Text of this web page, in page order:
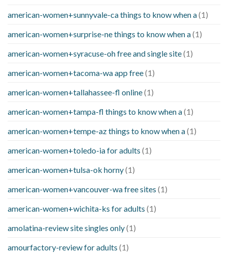
american-women+sunnyvale-ca things to know when a(1)
american-women+surprise-ne things to know when a(1)
american-women+syracuse-oh free and single site(1)
american-women+tacoma-wa app free(1)
american-women+tallahassee-fl online(1)
american-women+tampa-fl things to know when a(1)
american-women+tempe-az things to know when a(1)
american-women+toledo-ia for adults (1)
american-women+tulsa-ok horny(1)
american-women+vancouver-wa free sites (1)
american-women+wichita-ks for adults (1)
amolatina-review site singles only(1)
amourfactory-review for adults (1)